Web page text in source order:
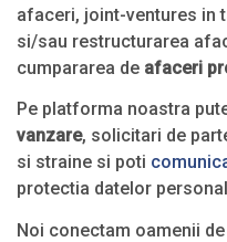
afaceri, joint-ventures in
si/sau restructurarea
cumpararea de afaceri
Pe platforma noastra
vanzare, solicitari de
si straine si poti
protectia datelor
Noi conectam oamenii